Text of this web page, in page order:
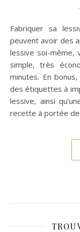
Fabriquer sa lessive maison, ça vous dit? Si certains
peuvent avoir des
lessive soi-même,
simple, très
minutes. En
des étiquettes à
lessive, ainsi
recette à portée de